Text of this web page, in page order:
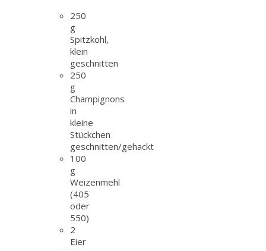
250
g
Spitzkohl,
klein
geschnitten
250
g
Champignons
in
kleine
Stückchen
geschnitten/gehackt
100
g
Weizenmehl
(405
oder
550)
2
Eier